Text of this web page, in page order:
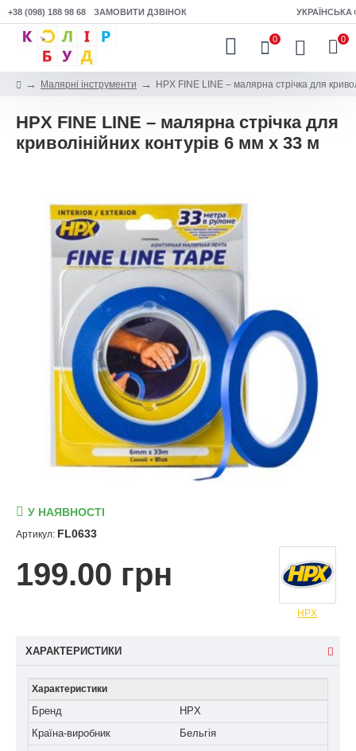
+38 (098) 188 98 68 ЗАМОВИТИ ДЗВІНОК УКРАЇНСЬКА
0 0
Малярні інструменти HPX FINE LINE – малярна стрічка для
HPX FINE LINE – малярна стрічка для
криволінійних контурів 6 мм х 33 м
199.00 грн
HPX
У НАЯВНОСТІ
Артикул: FL0633
ХАРАКТЕРИСТИКИ
Характеристики
Бренд
HPX
Країна-виробник
Бельгія